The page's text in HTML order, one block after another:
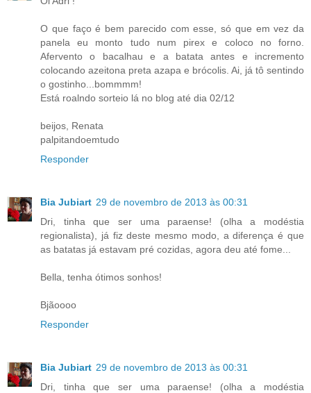
O que faço é bem parecido com esse, só que em vez da
panela eu monto tudo num pirex e coloco no forno.
Afervento o bacalhau e a batata antes e incremento
colocando azeitona preta azapa e brócolis. Ai, já tô sentindo
o gostinho...bommmm!
Está roalndo sorteio lá no blog até dia 02/12
beijos, Renata
palpitandoemtudo
Responder
Bia Jubiart 29 de novembro de 2013 às 00:31
Dri, tinha que ser uma paraense! (olha a modéstia
regionalista), já fiz deste mesmo modo, a diferença é que
as batatas já estavam pré cozidas, agora deu até fome...
Bella, tenha ótimos sonhos!
Bjãoooo
Responder
Bia Jubiart 29 de novembro de 2013 às 00:31
Dri, tinha que ser uma paraense! (olha a modéstia